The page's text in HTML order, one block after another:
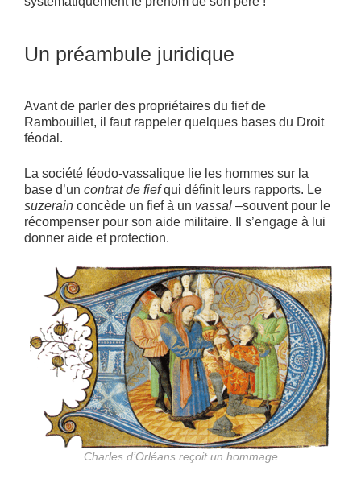
Un préambule juridique
Avant de parler des propriétaires du fief de
Rambouillet, il faut rappeler quelques bases du Droit
féodal.
La société féodo-vassalique lie les hommes sur la
base d’un contrat de fiefqui définit leurs rapports. Le
suzerain concède un fief à un vassal –souvent pour le
récompenser pour son aide militaire. Il s’engage à lui
donner aide et protection.
Charles d’Orléans reçoit un hommage